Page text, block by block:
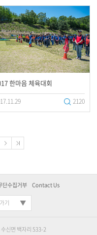
한마음 체육대회
2120
단수집거부 Contact Us
기
신면 백자리 533-2